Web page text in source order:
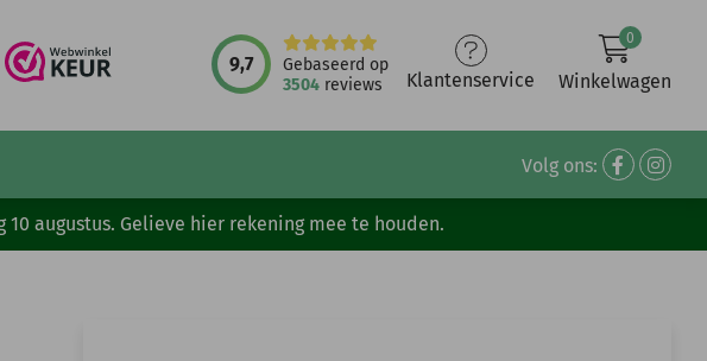
9,7
Gebaseerd op
3504 reviews Klantenservice
0
Winkelwagen
Volg ons:
augustus. Gelieve hier rekening mee te houden.